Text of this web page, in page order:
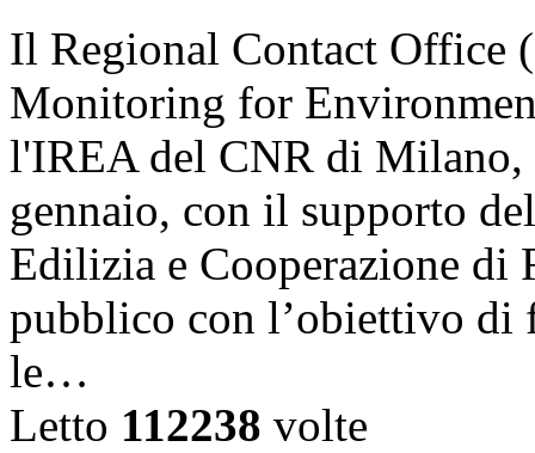
Il Regional Contact Office
Monitoring for
l'IREA del CNR di Milano,
gennaio, con il supporto
Edilizia e Cooperazione di
pubblico con l’obiettivo di
le…
Letto 112238 volte